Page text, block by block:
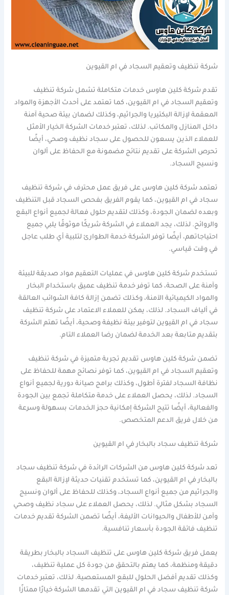
شركة تنظيف وتعقيم السجاد في ام القيوين
تقدم شركة كلين هاوس خدمات متكاملة تشمل شركة تنظيف
وتعقيم السجاد في ام القيوين، كما تعتمد على أحدث الأجهزة والمواد
المعقمة لإزالة البكتيريا والجراثيم، وكذلك لضمان بيئة صحية آمنة
داخل المنازل والمكاتب. لذلك، تعتبر خدمات الشركة الخيار الأمثل
للعملاء الذين يسعون للحصول على سجاد نظيف وصحي، أيضًا
تحرص الشركة على تقديم نتائج مضمونة مع الحفاظ على ألوان
ونسيج السجاد.
تعتمد شركة كلين هاوس على فريق عمل محترف في شركة تنظيف
سجاد في ام القيوين، كما يقوم الفريق بفحص السجاد قبل التنظيف
وبعده لضمان الجودة، وكذلك لتقديم حلول فعالة لجميع أنواع البقع
والروائح. لذلك، يجد العملاء في الشركة شريكًا موثوقًا يلبي جميع
احتياجاتهم، أيضًا توفر الشركة خدمة الطوارئ لتلبية أي طلب عاجل
في وقت قياسي.
تستخدم شركة كلين هاوس في عمليات التعقيم مواد صديقة للبيئة
وآمنة على الصحة، كما توفر خدمة تنظيف عميق باستخدام البخار
والمواد الكيميائية الآمنة، وكذلك تضمن إزالة كافة الشوائب العالقة
في ألياف السجاد. لذلك، يمكن للعملاء الاعتماد على شركة تنظيف
سجاد في ام القيوين لتوفير بيئة نظيفة وصحية، أيضًا تهتم الشركة
بتقديم متابعة بعد الخدمة لضمان رضا العملاء التام.
تضمن شركة كلين هاوس تقديم تجربة متميزة في شركة تنظيف
وتعقيم السجاد في ام القيوين، كما توفر نصائح مهمة للحفاظ على
نظافة السجاد لفترة أطول، وكذلك برامج صيانة دورية لجميع أنواع
السجاد. لذلك، يحصل العملاء على خدمة متكاملة تجمع بين الجودة
والفعالية، أيضًا تتيح الشركة إمكانية حجز الخدمات بسهولة وسرعة
من خلال فريق الدعم المتخصص.
شركة تنظيف سجاد بالبخار في ام القيوين
تعد شركة كلين هاوس من الشركات الرائدة في شركة تنظيف سجاد
بالبخار في ام القيوين، كما تستخدم تقنيات حديثة لإزالة البقع
والجراثيم من جميع أنواع السجاد، وكذلك للحفاظ على ألوان ونسيج
السجاد بشكل مثالي. لذلك، يحصل العملاء على سجاد نظيف وصحي
وآمن للأطفال والحيوانات الأليفة، أيضًا تضمن الشركة تقديم خدمات
تنظيف فائقة الجودة بأسعار تنافسية.
يعمل فريق شركة كلين هاوس على تنظيف السجاد بالبخار بطريقة
دقيقة ومنظمة، كما يهتم بالتحقق من جودة كل عملية تنظيف،
وكذلك تقديم أفضل الحلول للبقع المستعصية. لذلك، تعتبر خدمات
شركة تنظيف سجاد في ام القيوين التي تقدمها الشركة خيارًا ممتازًا